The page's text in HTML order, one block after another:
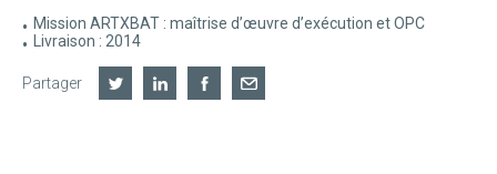
Mission ARTXBAT : maîtrise d’œuvre d’exécution et OPC
Livraison : 2014
Partager